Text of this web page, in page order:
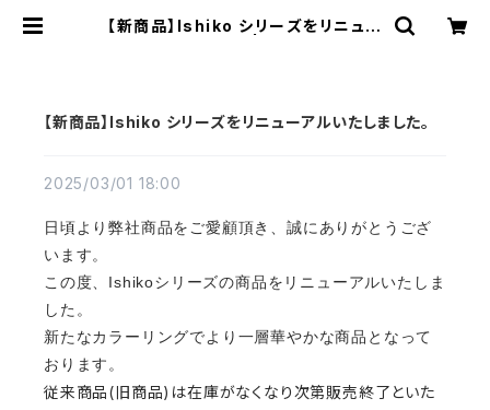
【新商品】Ishiko シリーズをリニュー
【新商品】Ishiko シリーズをリニューアルいたしました。
2025/03/01 18:00
日頃より弊社商品をご愛顧頂き、誠にありがとうござ
います。
この度、Ishikoシリーズの商品をリニューアルいたしま
した。
新たなカラーリングでより一層華やかな商品となって
おります。
従来商品(旧商品)は在庫がなくなり次第販売終了といた